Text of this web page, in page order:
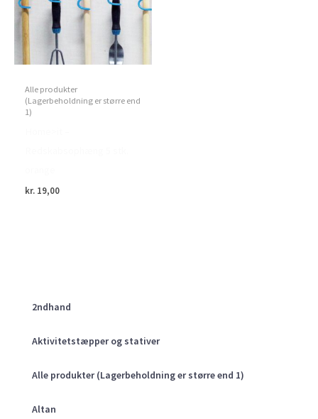
2ndhand
Aktivitetstæpper og stativer
Alle produkter (Lagerbeholdning er større end 1)
Altan
Alle produkter
(Lagerbeholdning er større end
1)
kr. 19,00